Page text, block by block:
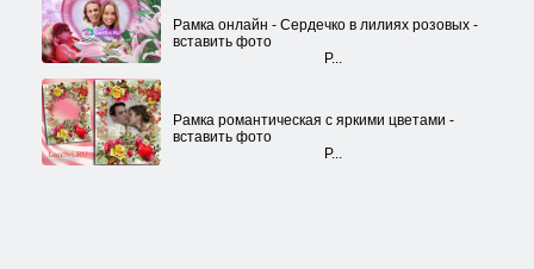
Рамка онлайн - Сердечко в лилиях розовых -
вставить фото
Р...
Рамка романтическая с яркими цветами -
вставить фото
Р...